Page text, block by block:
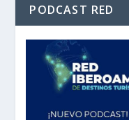
PODCAST RED